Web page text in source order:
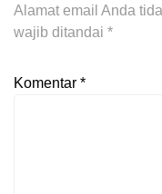
Alamat email Anda
wajib ditandai *
Komentar *